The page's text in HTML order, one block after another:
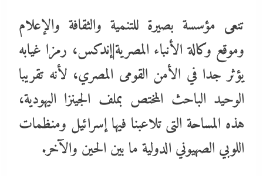
تنعى مؤسسة بصيرة للتنمية والثقافة والإعلام
وموقع وكالة الأنباء المصرية|إندكس، رمزا غيابه
يؤثر جدا في الأمن القومى المصري، لأنه تقريبا
الوحيد الباحث المختص بملف الجينزا اليهودية،
هذه المساحة التى تلاعبنا فيها إسرائيل ومنظمات
اللوبي الصهيوني الدولية ما بين الحين والآخر.